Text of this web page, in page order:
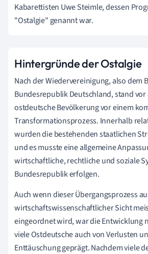
Kabarettisten Uwe Steimle, dessen
"Ostalgie" genannt war.
Hintergründe der Ostalgie
Nach der Wiedervereinigung, also dem
Bundesrepublik Deutschland, stand
ostdeutsche Bevölkerung vor einem
Transformationsprozess. Innerhalb
wurden die bestehenden staatlichen
und es musste eine allgemeine
wirtschaftliche, rechtliche und soziale
Bundesrepublik erfolgen.
Auch wenn dieser Übergangsprozess
wirtschaftswissenschaftlicher Sicht
eingeordnet wird, war die Entwicklung
viele Ostdeutsche auch von Verlusten
Enttäuschung geprägt. Nachdem viele